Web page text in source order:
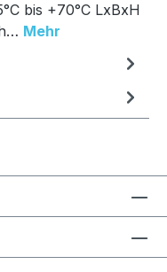
bis +70°C LxBxH
Mehr